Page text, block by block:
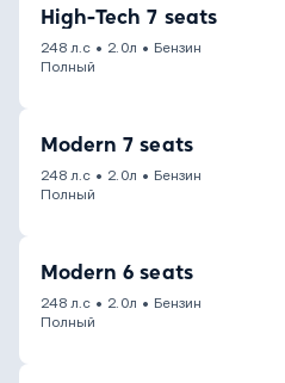
High-Tech 7 seats
248 л.с • 2.0л • Бензин
Полный
Modern 7 seats
248 л.с • 2.0л • Бензин
Полный
Modern 6 seats
248 л.с • 2.0л • Бензин
Полный